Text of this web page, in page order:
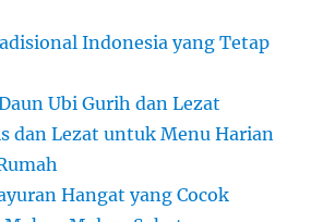
Indonesia yang Tetap
Ubi Gurih dan Lezat
dan Lezat untuk Menu Harian
Hangat yang Cocok